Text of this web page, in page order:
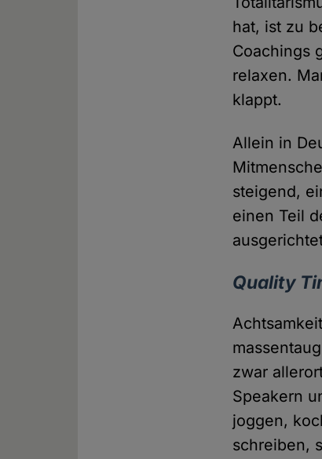
hat, ist zu
Coachings
relaxen.
klappt.
Allein in
steigend,
einen Teil
Quality
zwar
Speakern
joggen,
schreiben,